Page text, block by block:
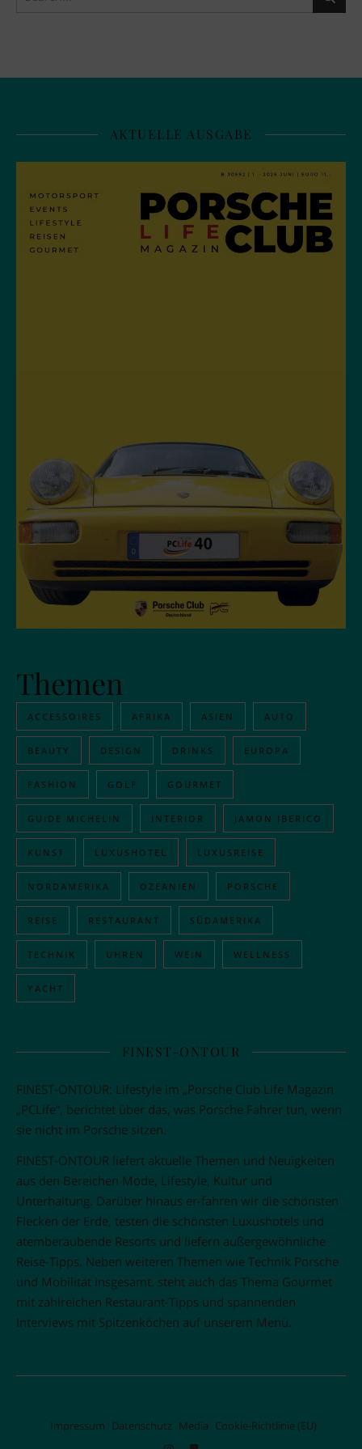
AKTUELLE AUSGABE
Themen
ACCESSOIRES AFRIKA ASIEN AUTO
BEAUTY DESIGN DRINKS EUROPA
FASHION GOLF GOURMET
GUIDE MICHELIN INTERIOR JAMON IBERICO
KUNST LUXUSHOTEL LUXUSREISE
NORDAMERIKA OZEANIEN PORSCHE
REISE RESTAURANT SÜDAMERIKA
TECHNIK UHREN WEIN WELLNESS
YACHT
FINEST-ONTOUR
FINEST-ONTOUR: Lifestyle im „Porsche Club Life Magazin
„PCLife“, berichtet über das, was Porsche Fahrer tun, wenn
sie nicht im Porsche sitzen.
FINEST-ONTOUR liefert aktuelle Themen und Neuigkeiten
aus den Bereichen Mode, Lifestyle, Kultur und
Unterhaltung. Darüber hinaus er-fahren wir die schönsten
Flecken der Erde, testen die schönsten Luxushotels und
atemberaubende Resorts und liefern außergewöhnliche
Reise-Tipps. Neben weiteren Themen wie Technik Porsche
und Mobilität insgesamt. steht auch das Thema Gourmet
mit zahlreichen Restaurant-Tipps und spannenden
Interviews mit Spitzenköchen auf unserem Menü.
Impressum Datenschutz Media Cookie-Richtlinie (EU)